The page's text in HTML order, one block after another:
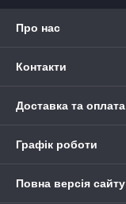
Про нас
Контакти
Доставка та оплата
Графік роботи
Повна версія сайту